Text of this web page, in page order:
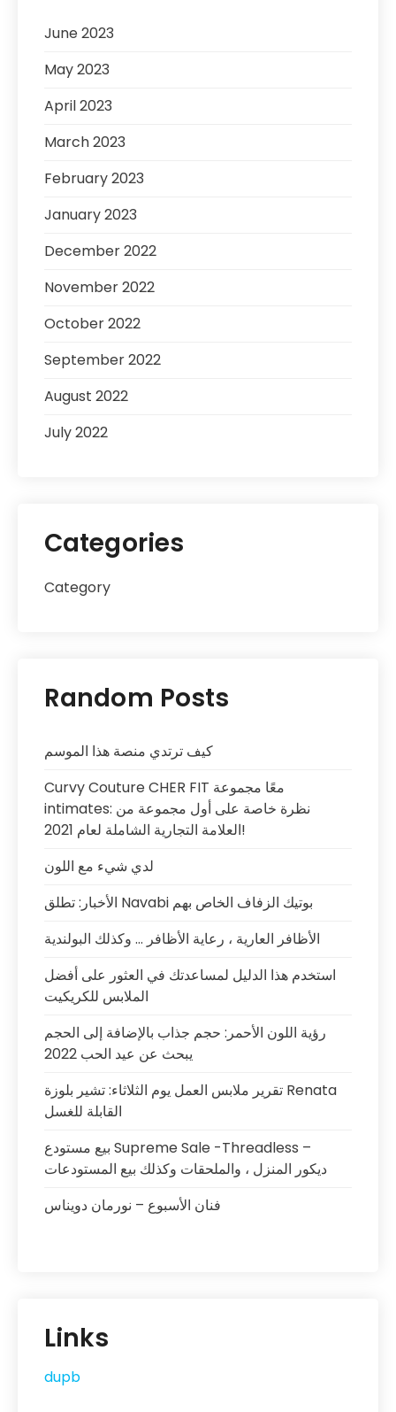
June 2023
May 2023
April 2023
March 2023
February 2023
January 2023
December 2022
November 2022
October 2022
September 2022
August 2022
July 2022
Categories
Category
Random Posts
كيف ترتدي منصة هذا الموسم
Curvy Couture CHER FIT معًا مجموعة
intimates: نظرة خاصة على أول مجموعة من
العلامة التجارية الشاملة لعام 2021!
لدي شيء مع اللون
الأخبار: تطلق Navabi بوتيك الزفاف الخاص بهم
الأظافر العارية ، رعاية الأظافر … وكذلك البولندية
استخدم هذا الدليل لمساعدتك في العثور على أفضل
الملابس للكريكيت
رؤية اللون الأحمر: حجم جذاب بالإضافة إلى الحجم
يبحث عن عيد الحب 2022
تقرير ملابس العمل يوم الثلاثاء: تشير بلوزة Renata
القابلة للغسل
بيع مستودع Supreme Sale -Threadless –
ديكور المنزل ، والملحقات وكذلك بيع المستودعات
فنان الأسبوع – نورمان دويناس
Links
dupb